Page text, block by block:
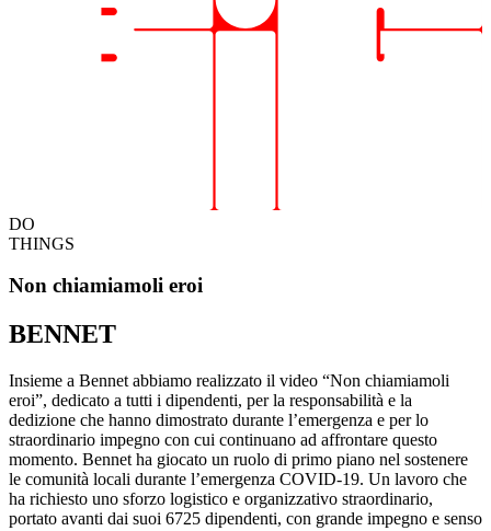
DO
THINGS
Non chiamiamoli eroi
BENNET
Insieme a Bennet abbiamo realizzato il video “Non chiamiamoli
eroi”, dedicato a tutti i dipendenti, per la responsabilità e la
dedizione che hanno dimostrato durante l’emergenza e per lo
straordinario impegno con cui continuano ad affrontare questo
momento. Bennet ha giocato un ruolo di primo piano nel sostenere
le comunità locali durante l’emergenza COVID-19. Un lavoro che
ha richiesto uno sforzo logistico e organizzativo straordinario,
portato avanti dai suoi 6725 dipendenti, con grande impegno e senso